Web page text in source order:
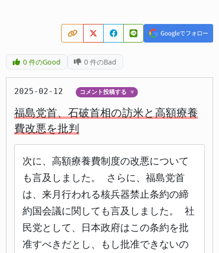
0件のGood 0 件のBad
2025-02-12 コメント投稿する ▼
福島党首、石破首相の訪米と高額療養
費改悪を批判
次に、高額療養費制度の改悪について
も言及しました。 さらに、福島党首
は、来月行われる核兵器禁止条約の締
約国会議に関しても言及しました。 社
民党として、日本政府はこの条約を批
准すべきだとし、もし批准できないの